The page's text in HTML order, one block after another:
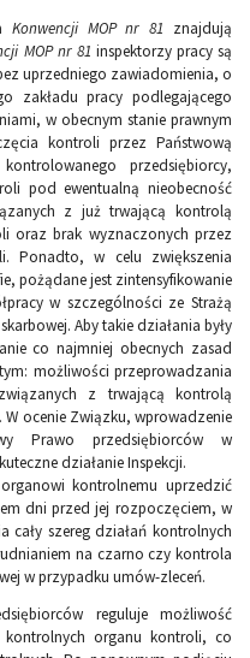
Konwencji MOP nr 81 znajdują
MOP nr 81 inspektorzy pracy są
uprzedniego zawiadomienia, o
zakładu pracy podlegającego
w obecnym stanie prawnym
kontroli przez Państwową
przedsiębiorcy,
pod ewentualną nieobecność
z już trwającą kontrolą
oraz brak wyznaczonych przez
Ponadto, w celu zwiększenia
pożądane jest zintensyfikowanie
w szczególności ze Strażą
Aby takie działania były
co najmniej obecnych zasad
możliwości przeprowadzania
z trwającą kontrolą
ocenie Związku, wprowadzenie
Prawo przedsiębiorców w
działanie Inspekcji.
kontrolnemu uprzedzić
dni przed jej rozpoczęciem, w
szereg działań kontrolnych
na czarno czy kontrola
w przypadku umów-zleceń.
reguluje możliwość
kontrolnych organu kontroli, co